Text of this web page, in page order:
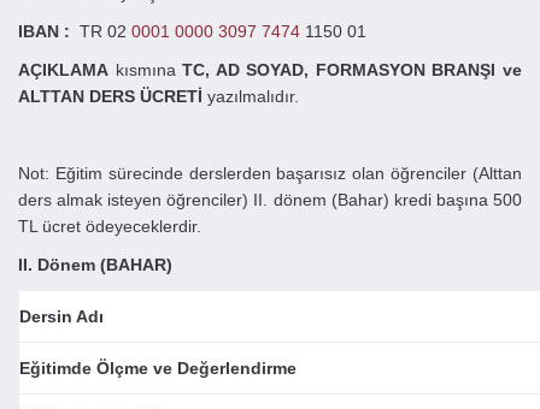
IBAN : TR 02 0001 0000 3097 7474 1150 01
AÇIKLAMA kısmınaTC, AD SOYAD, FORMASYON BRANŞI ve
ALTTAN DERS ÜCRETİ yazılmalıdır.
Not: Eğitim sürecinde derslerden başarısız olan öğrenciler (Alttan
ders almak isteyen öğrenciler) II. dönem (Bahar) kredi başına 500
TL ücret ödeyeceklerdir.
II. Dönem (BAHAR)
Dersin Adı
Eğitimde Ölçme ve Değerlendirme